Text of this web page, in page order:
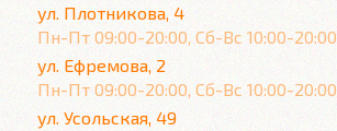
ул. Плотникова, 4
Пн-Пт 09:00-20:00, Сб-Вс 10:00-20:00
ул. Ефремова, 2
Пн-Пт 09:00-20:00, Сб-Вс 10:00-20:00
ул. Усольская, 49